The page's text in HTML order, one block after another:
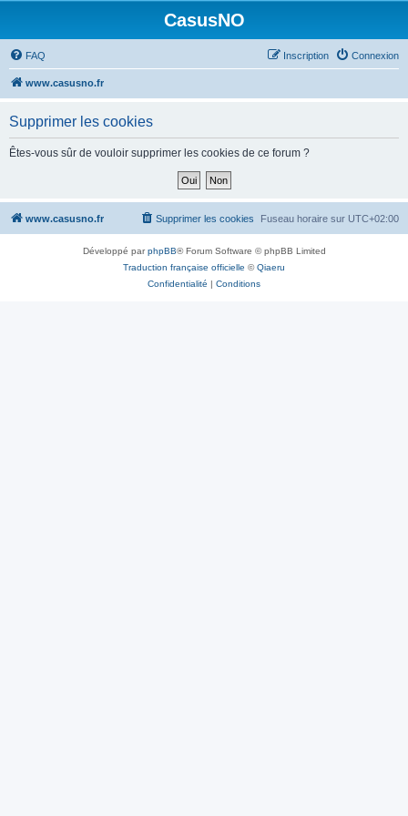
CasusNO
FAQ Connexion
Inscription
www.casusno.fr
Supprimer les cookies
Êtes-vous sûr de vouloir supprimer les cookies de ce forum ?
www.casusno.fr Fuseau horaire sur UTC+02:00
Supprimer les cookies
Développé parphpBB® Forum Software © phpBB Limited
Traduction française officielle ©Qiaeru
Confidentialité | Conditions